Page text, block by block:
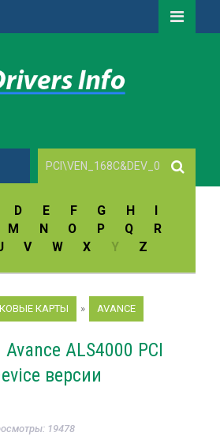
D E F G H
I
M N O P Q
R
V W X Y Z
КАРТЫ » AVANCE
ALS4000 PCI
версии
19478